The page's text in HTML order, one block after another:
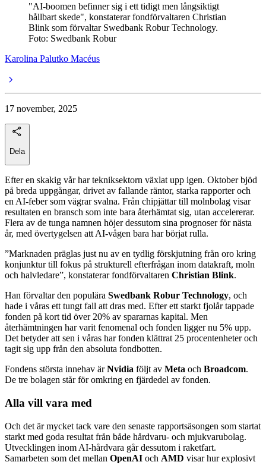
"AI-boomen befinner sig i ett tidigt men långsiktigt
hållbart skede", konstaterar fondförvaltaren Christian
Blink som förvaltar Swedbank Robur Technology.
Foto: Swedbank Robur
Karolina Palutko Macéus
17 november, 2025
Dela
Efter en skakig vår har tekniksektorn växlat upp igen. Oktober bjöd
på breda uppgångar, drivet av fallande räntor, starka rapporter och
en AI-feber som vägrar svalna. Från chipjättar till molnbolag visar
resultaten en bransch som inte bara återhämtat sig, utan accelererar.
Flera av de tunga namnen höjer dessutom sina prognoser för nästa
år, med övertygelsen att AI-vågen bara har börjat rulla.
”Marknaden präglas just nu av en tydlig förskjutning från oro kring
konjunktur till fokus på strukturell efterfrågan inom datakraft, moln
och halvledare”, konstaterar fondförvaltaren Christian Blink.
Han förvaltar den populära Swedbank Robur Technology, och
hade i våras ett tungt fall att dras med. Efter ett starkt fjolår tappade
fonden på kort tid över 20% av spararnas kapital. Men
återhämtningen har varit fenomenal och fonden ligger nu 5% upp.
Det betyder att sen i våras har fonden klättrat 25 procentenheter och
tagit sig upp från den absoluta fondbotten.
Fondens största innehav ärNvidia följt av Meta och Broadcom.
De tre bolagen står för omkring en fjärdedel av fonden.
Alla vill vara med
Och det är mycket tack vare den senaste rapportsäsongen som startat
starkt med goda resultat från både hårdvaru- och mjukvarubolag.
Utvecklingen inom AI-hårdvara går dessutom i raketfart.
Samarbeten som det mellan OpenAI och AMD visar hur explosivt